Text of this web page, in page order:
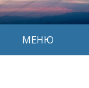
МЕНЮ